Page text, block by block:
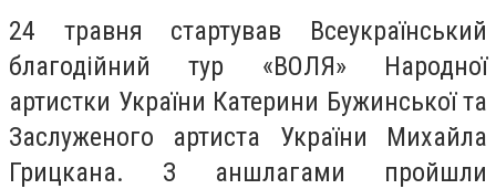
24 травня стартував Всеукраїнський
благодійний тур «ВОЛЯ» Народної
артистки України Катерини Бужинської та
Заслуженого артиста України Михайла
Грицкана. З аншлагами пройшли